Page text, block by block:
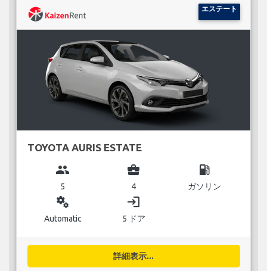
エステート
TOYOTA AURIS ESTATE
group
5
business_center
4
local_gas_station
ガソリン
miscellaneous_services
Automatic
login
5 ドア
詳細表示...